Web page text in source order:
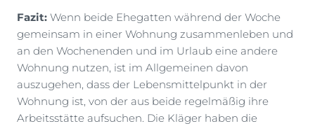
Fazit: Wenn beide Ehegatten während der Woche
gemeinsam in einer Wohnung zusammenleben und
an den Wochenenden und im Urlaub eine andere
Wohnung nutzen, ist im Allgemeinen davon
auszugehen, dass der Lebensmittelpunkt in der
Wohnung ist, von der aus beide regelmäßig ihre
Arbeitsstätte aufsuchen. Die Kläger haben die